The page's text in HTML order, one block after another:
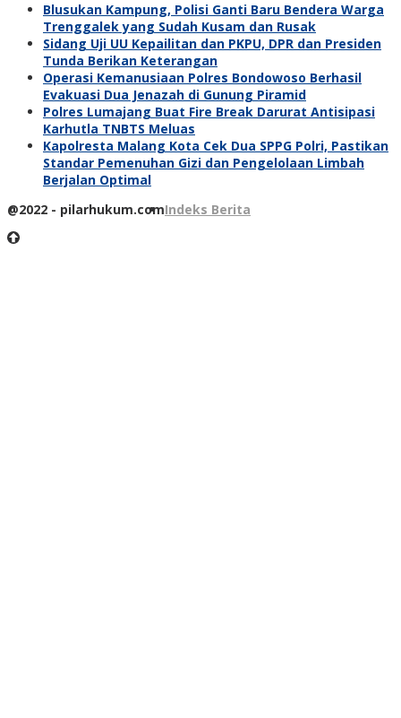
Blusukan Kampung, Polisi Ganti Baru Bendera Warga
Trenggalek yang Sudah Kusam dan Rusak
Sidang Uji UU Kepailitan dan PKPU, DPR dan Presiden
Tunda Berikan Keterangan
Operasi Kemanusiaan Polres Bondowoso Berhasil
Evakuasi Dua Jenazah di Gunung Piramid
Polres Lumajang Buat Fire Break Darurat Antisipasi
Karhutla TNBTS Meluas
Kapolresta Malang Kota Cek Dua SPPG Polri, Pastikan
Standar Pemenuhan Gizi dan Pengelolaan Limbah
Berjalan Optimal
@2022 - pilarhukum.comIndeks Berita